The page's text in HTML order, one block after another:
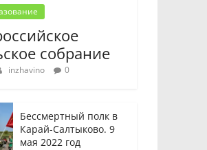
собрание
inzhavino 0
Бессмертный полк в
Карай-Салтыково. 9
мая 2022 год